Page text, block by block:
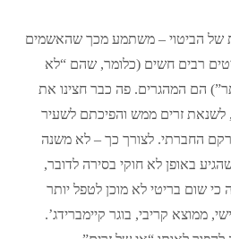
של הביטוי – משתמע מכך שהאשמים
רבים חשים (כלומר, שהם “לא
הם המהגרים. פה כבר חצינו את
לשנאת זרים ממש והפיכתם לשעיר
החברתי. לצורך כך – לא משנה
באופן לא חוקי בסירה לדובר,
כי שום בריטי לא מוכן לטפל יותר
ממוצא קריבי, בוגר קיימברידג’.